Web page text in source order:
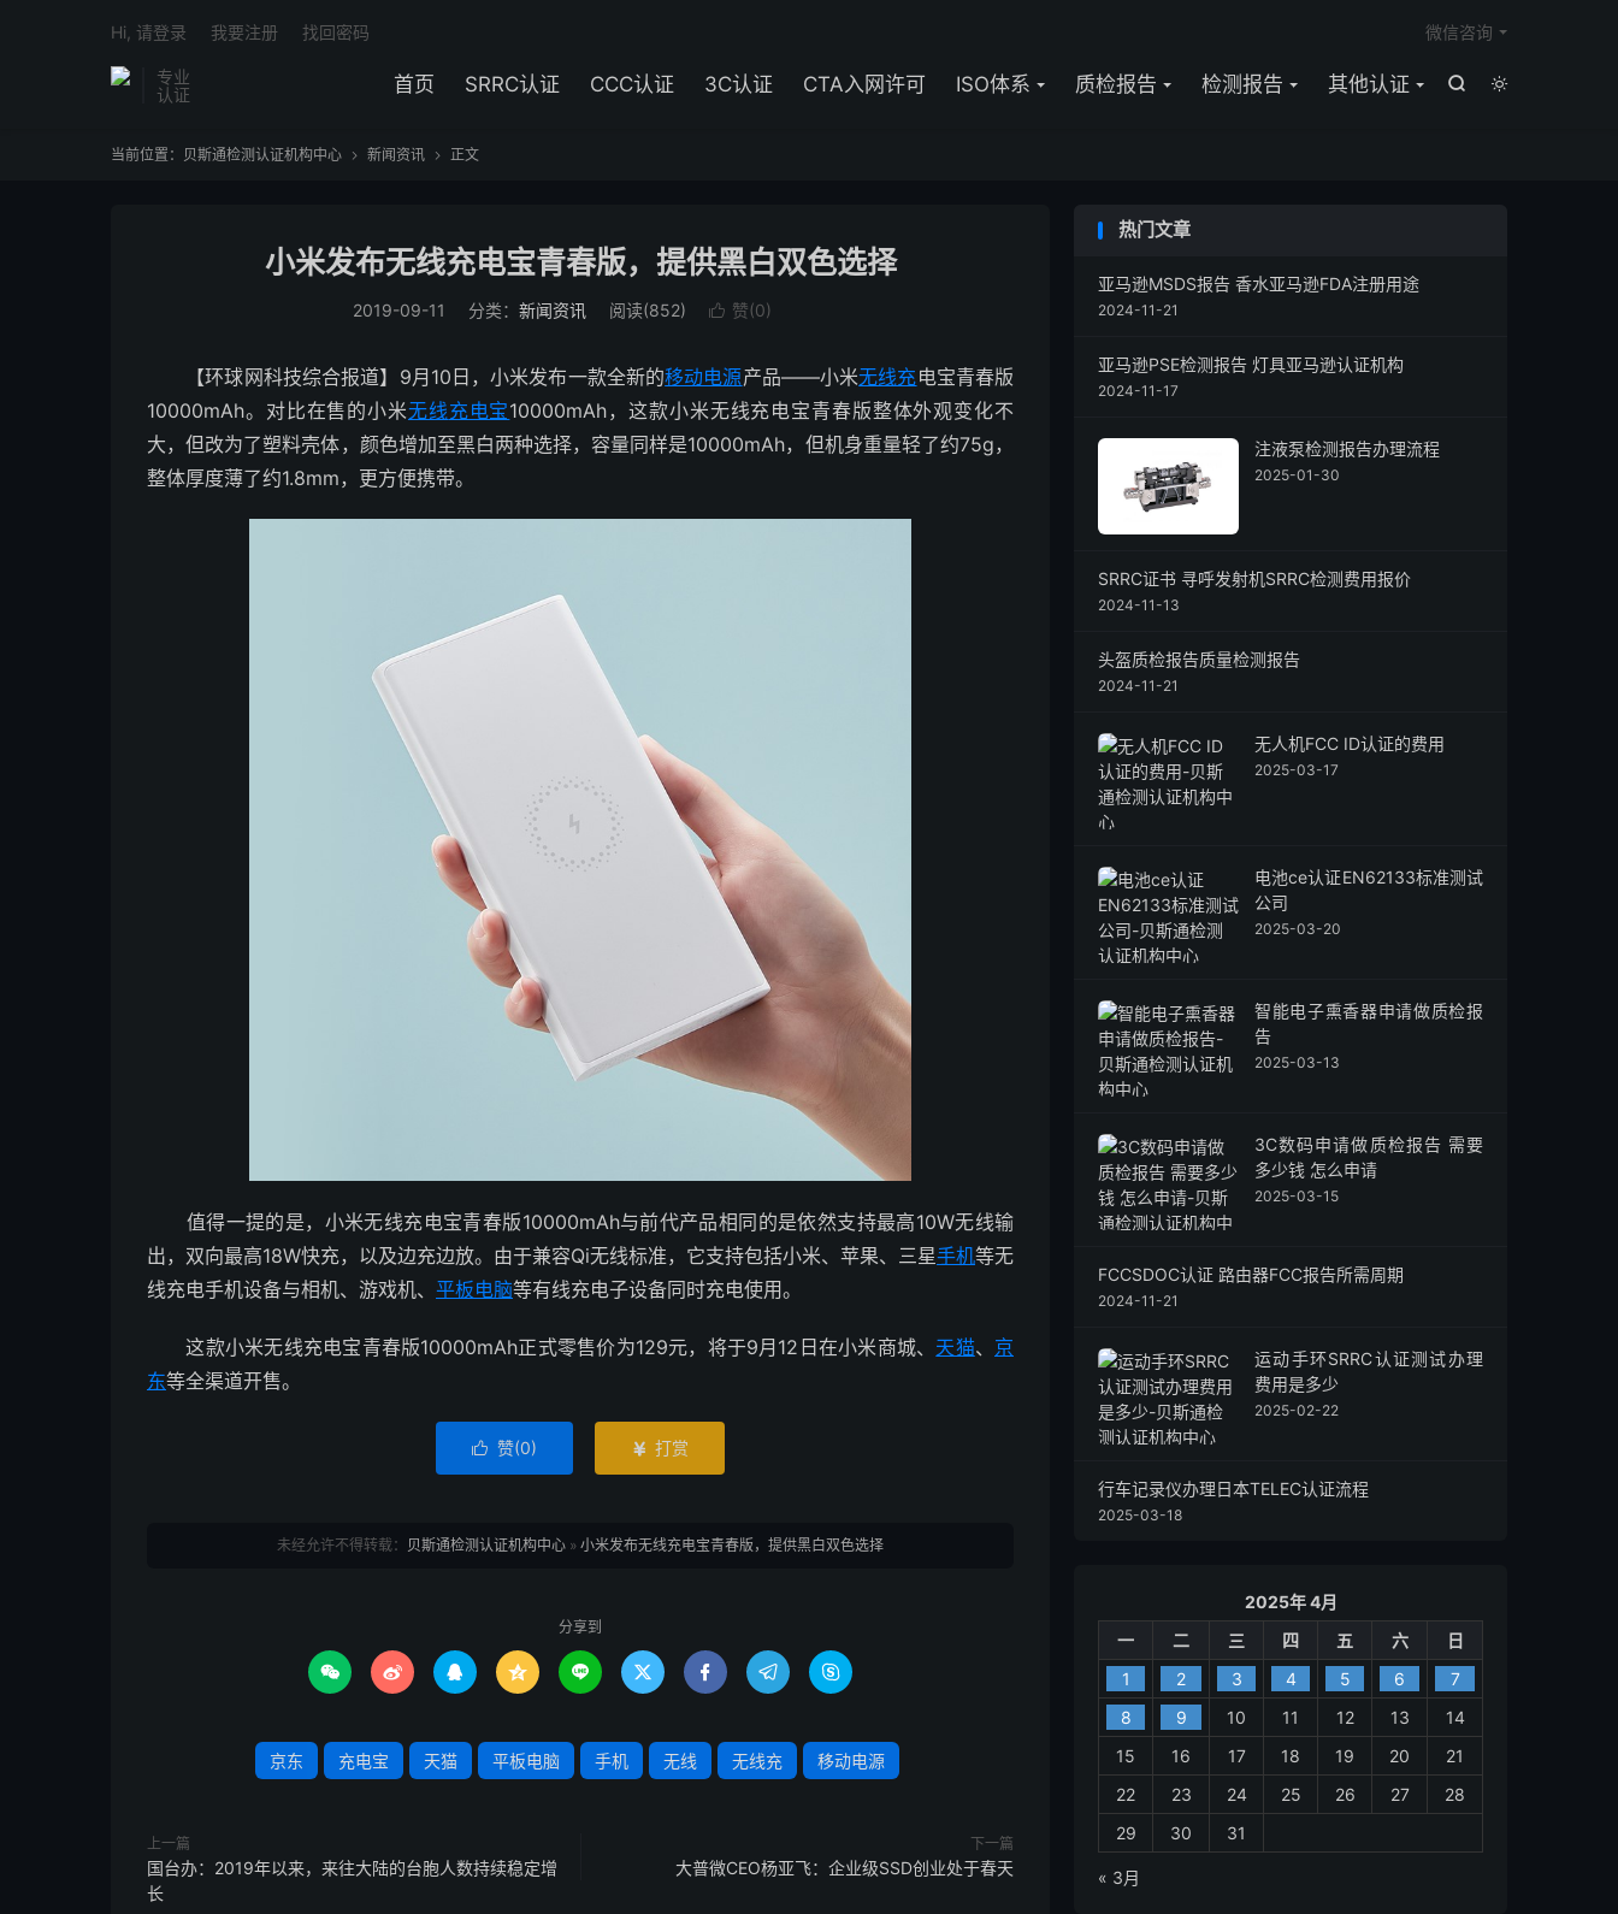
专业
认证


首页 SRRC认证 CCC认证 3C认证 CTA入网许可 ISO体系 质检报告 检测报告 其他认证
微信咨询
Hi, 请登录 我要注册 找回密码
当前位置： 贝斯通检测认证机构中心  新闻资讯  正文
小米发布无线充电宝青春版，提供黑白双色选择
2019-09-11 分类： 新闻资讯 阅读(852)  赞(0)
【环球网科技综合报道】9月10日，小米发布一款全新的移动电源产品——小米无线充电宝青春版
10000mAh。对比在售的小米无线充电宝10000mAh，这款小米无线充电宝青春版整体外观变化不
大，但改为了塑料壳体，颜色增加至黑白两种选择，容量同样是10000mAh，但机身重量轻了约75g，
整体厚度薄了约1.8mm，更方便携带。
值得一提的是，小米无线充电宝青春版10000mAh与前代产品相同的是依然支持最高10W无线输
出，双向最高18W快充，以及边充边放。由于兼容Qi无线标准，它支持包括小米、苹果、三星手机等无
线充电手机设备与相机、游戏机、 平板电脑等有线充电子设备同时充电使用。
这款小米无线充电宝青春版10000mAh正式零售价为129元，将于9月12日在小米商城、 天猫、 京
东等全渠道开售。
 赞(0)  打赏
未经允许不得转载： 贝斯通检测认证机构中心 » 小米发布无线充电宝青春版，提供黑白双色选择
分享到
        
京东 充电宝 天猫 平板电脑 手机 无线 无线充 移动电源
上一篇
国台办：2019年以来，来往大陆的台胞人数持续稳定增
长
下一篇
大普微CEO杨亚飞：企业级SSD创业处于春天
热门文章
亚马逊MSDS报告 香水亚马逊FDA注册用途
2024-11-21
亚马逊PSE检测报告 灯具亚马逊认证机构
2024-11-17
注液泵检测报告办理流程
2025-01-30
SRRC证书 寻呼发射机SRRC检测费用报价
2024-11-13
头盔质检报告质量检测报告
2024-11-21
无人机FCC ID认证的费用
2025-03-17
电池ce认证EN62133标准测试
公司
2025-03-20
智能电子熏香器申请做质检报
告
2025-03-13
3C数码申请做质检报告 需要
多少钱 怎么申请
2025-03-15
FCCSDOC认证 路由器FCC报告所需周期
2024-11-21
运动手环SRRC认证测试办理
费用是多少
2025-02-22
行车记录仪办理日本TELEC认证流程
2025-03-18
2025年 4月
一
二 三 四 五 六
日
1
2 3 4 5 6
7
8
9 10 11 12 13
14
15
16 17 18 19 20
21
22
23 24 25 26 27
28
29
30 31
« 3月